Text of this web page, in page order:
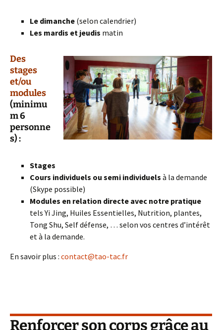
Le dimanche (selon calendrier)
Les mardis et jeudis matin
Des
stages
et/ou
modules
(minimu
m 6
personne
s) :
Stages
Cours individuels ou semi individuels à la demande
(Skype possible)
Modules en relation directe avec notre pratique
tels Yi Jing, Huiles Essentielles, Nutrition, plantes,
Tong Shu, Self défense, … selon vos centres d’intérêt
et à la demande.
En savoir plus : contact@tao-tac.fr
Renforcer son corps grâce au